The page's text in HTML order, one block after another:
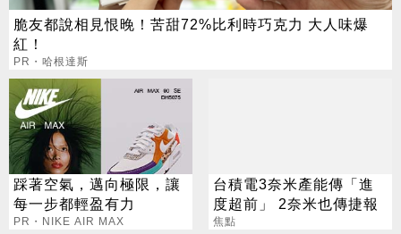
脆友都說相見恨晚！苦甜72%比利時巧克力 大人味爆
紅！
PR・哈根達斯
踩著空氣，邁向極限，讓
每一步都輕盈有力
PR・NIKE AIR MAX
台積電3奈米產能傳「進
度超前」 2奈米也傳捷報
焦點